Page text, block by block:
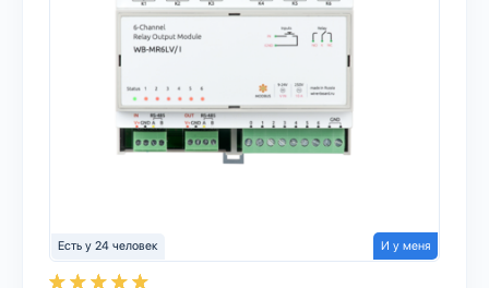
Есть у 24 человек И у меня